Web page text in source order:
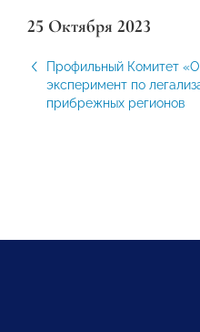
25 Октября 2023
Профильный Комитет
эксперимент по
прибрежных регионов